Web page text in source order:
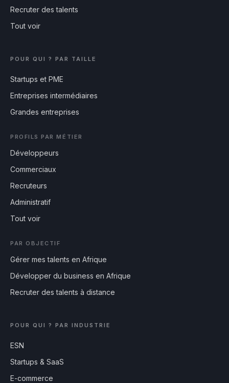
Recruter des talents
Tout voir
POUR QUI ? PAR TAILLE
Startups et PME
Entreprises intermédiaires
Grandes entreprises
PROFILS PAR MÉTIER
Développeurs
Commerciaux
Recruteurs
Administratif
Tout voir
PAR OBJECTIF
Gérer mes talents en Afrique
Développer du business en Afrique
Recruter des talents à distance
POUR QUI ? PAR INDUSTRIE
ESN
Startups & SaaS
E-commerce